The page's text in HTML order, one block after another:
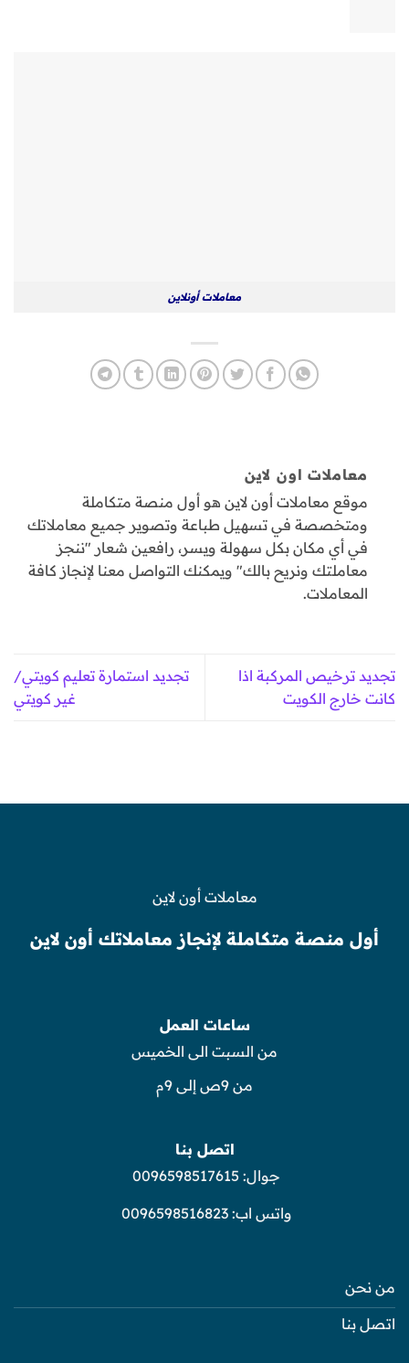
معاملات أونلاين
معاملات اون لاين
موقع معاملات أون لاين هو أول منصة متكاملة
ومتخصصة في تسهيل طباعة وتصوير جميع معاملاتك
في أي مكان بكل سهولة ويسر، رافعين شعار "ننجز
معاملتك ونريح بالك" ويمكنك التواصل معنا لإنجاز كافة
المعاملات.
تجديد ترخيص المركبة اذا
كانت خارج الكويت
تجديد استمارة تعليم كويتي/
غير كويتي
معاملات أون لاين
أول منصة متكاملة لإنجاز معاملاتك أون لاين
ساعات العمل
من السبت الى الخميس
من 9ص إلى 9م
اتصل بنا
جوال: 0096598517615
واتس اب:0096598516823
من نحن
اتصل بنا